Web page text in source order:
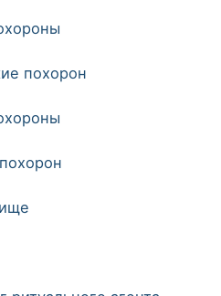
похорон